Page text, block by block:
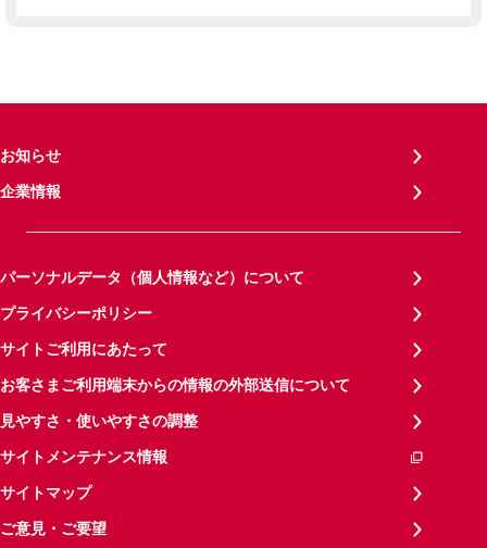
お知らせ
企業情報
パーソナルデータ（個人情報など）について
プライバシーポリシー
サイトご利用にあたって
お客さまご利用端末からの情報の外部送信について
見やすさ・使いやすさの調整
サイトメンテナンス情報
サイトマップ
ご意見・ご要望